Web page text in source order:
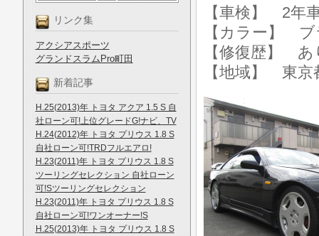
リンク集
アクシアスポーツ
グランドスラムPro町田
新着記事
H.25(2013)年 トヨタ アクア 1.5 S 自
社ローン可!上位グレードG!ナビ、TV
H.24(2012)年 トヨタ プリウス 1.8 S
自社ローン可!TRDフルエアロ!
H.23(2011)年 トヨタ プリウス 1.8 S
ツーリングセレクション 自社ローン
可!Sツーリングセレクション
H.23(2011)年 トヨタ プリウス 1.8 S
自社ローン可!ワンオーナー!S
H.25(2013)年 トヨタ プリウス 1.8 S
【車検】 2年
【カラー】
【修復歴】 あ
【地域】 東京